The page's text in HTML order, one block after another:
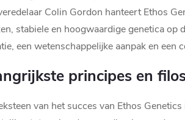
Colin Gordon hanteert Ethos
stabiele en hoogwaardige genetica
een wetenschappelijke aanpak en
principes en
van het succes van Ethos